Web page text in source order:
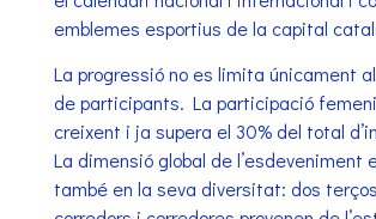
emblemes esportius de la capital
La progressió no es limita únicament
de participants. La participació
creixent i ja supera el 30% del total
La dimensió global de l’esdeveniment
també en la seva diversitat: dos